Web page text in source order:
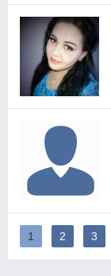
1 2 3